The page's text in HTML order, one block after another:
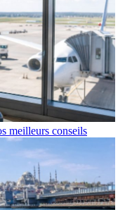
meilleurs conseils